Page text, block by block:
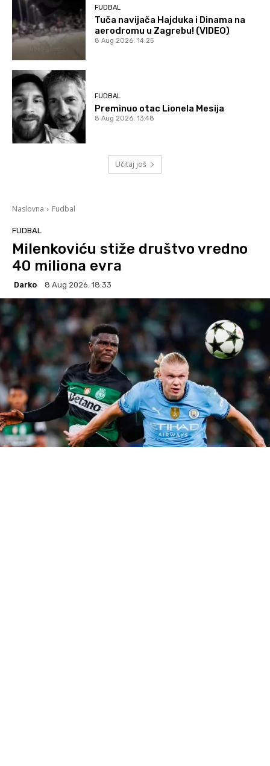
FUDBAL
Tuča navijača Hajduka i Dinama na
aerodromu u Zagrebu! (VIDEO)
8 Aug 2026. 14:25
FUDBAL
Preminuo otac Lionela Mesija
8 Aug 2026. 13:48
Učitaj još